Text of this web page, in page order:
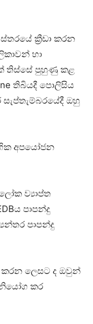
ක්‍රීඩා කරන
හා
තිස්සේ පුහුණු කළ
තිබියදී පොලිසිය
ඔහු
අපයෝජන
ව්‍යාප්ත
පාපන්දු
පාපන්දු
කරන ලෙසට ද ඔවුන්
කර